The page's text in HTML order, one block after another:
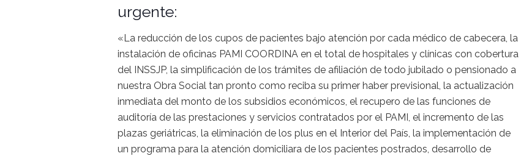
urgente:
«La reducción de los cupos de pacientes bajo atención por cada médico de cabecera, la
instalación de oficinas PAMI COORDINA en el total de hospitales y clínicas con cobertura
del INSSJP, la simplificación de los trámites de afiliación de todo jubilado o pensionado a
nuestra Obra Social tan pronto como reciba su primer haber previsional, la actualización
inmediata del monto de los subsidios económicos, el recupero de las funciones de
auditoría de las prestaciones y servicios contratados por el PAMI, el incremento de las
plazas geriátricas, la eliminación de los plus en el Interior del País, la implementación de
un programa para la atención domiciliara de los pacientes postrados, desarrollo de